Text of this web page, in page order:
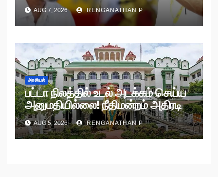
AUG 7, 2026 RENGANATHAN P
அரசியல்
பட்டா நிலத்தில் உடல் அடக்கம் செய்ய
அனுமதியில்லை! நீதிமன்றம் அதிரடி
உத்தரவு!
AUG 5, 2026 RENGANATHAN P